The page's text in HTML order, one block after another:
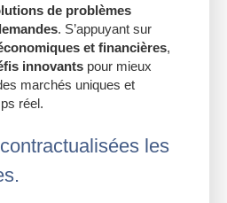
de problèmes
. S’appuyant sur
et financières,
innovants pour mieux
marchés uniques et
réel.
les